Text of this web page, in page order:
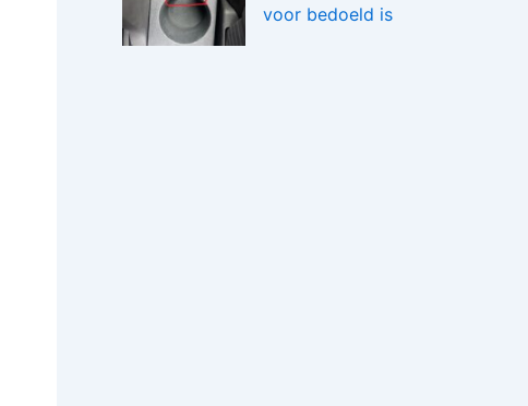
voor bedoeld is